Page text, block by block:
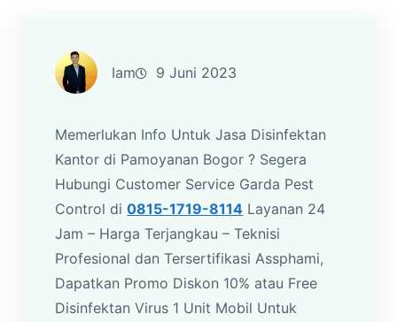
Iam 9 Juni 2023
Memerlukan Info Untuk Jasa Disinfektan
Kantor di Pamoyanan Bogor ? Segera
Hubungi Customer Service Garda Pest
Control di0815-1719-8114 Layanan 24
Jam – Harga Terjangkau – Teknisi
Profesional dan Tersertifikasi Assphami,
Dapatkan Promo Diskon 10% atau Free
Disinfektan Virus 1 Unit Mobil Untuk